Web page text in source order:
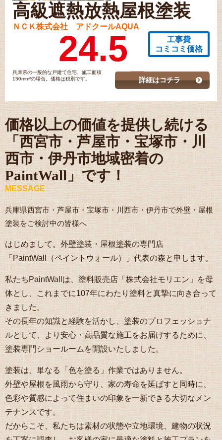
高級遮熱放熱屋根塗装
ＮＣＫ株式会社 アドクールAQUA
工事費
コミコミ価格
24.5
兵庫県の一般的な戸建て住宅、施工面積
150mm²の場合。価格は税別です。
詳細はコチラ
価格以上の価値を提供し続ける
「西宮市・芦屋市・宝塚市・川
西市・伊丹市地域密着の
PaintWall」です！
MESSAGE
兵庫県西宮市・芦屋市・宝塚市・川西市・伊丹市で外壁・屋根
塗装をご検討中の皆様へ
はじめまして。外壁塗装・屋根塗装の専門店
「PaintWall（ペイントウォール）」代表の森と申します。
私たちPaintWallは、塗料販売店「株式会社モリエン」を母
体とし、これまでに107年にわたり塗料と真摯に向き合って
きました。
その長年の知識と経験を活かし、塗装のプロフェッショナ
ルとして、より安心・高品質な施工をお届けするために、
塗装専門ショールームを開設いたしました。
塗装は、単なる「色を塗る」作業ではありません。
外壁や屋根を風雨から守り、家の寿命を延ばすと同時に、
色彩や質感によって住まいの印象を一新できる大切なメン
テナンスです。
だからこそ、私たちは素材の状態や立地環境、建物の状況